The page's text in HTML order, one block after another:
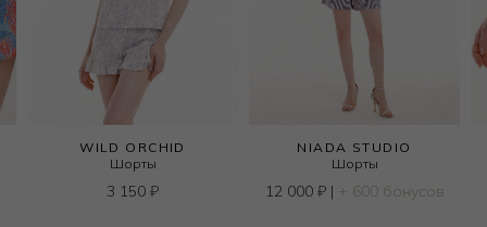
WILD ORCHID
Шорты
3 150 ₽
NIADA STUDIO
Шорты
12 000 ₽| + 600 бонусов